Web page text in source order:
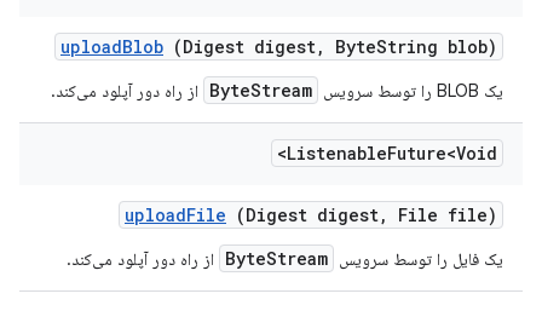
uploadBlob (Digest digest, ByteString blob)
یک BLOB را توسط سرویس ByteStream از راه دور آپلود می‌کند.
ListenableFuture<Void>
uploadFile (Digest digest, File file)
یک فایل را توسط سرویس ByteStream از راه دور آپلود می‌کند.